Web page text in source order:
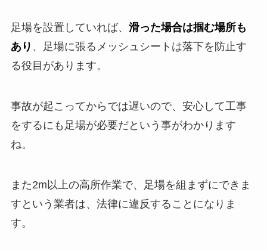
足場を設置していれば、 滑った場合は掴む場所も
あり 、足場に張るメッシュシートは落下を防止す
る役目があります。
事故が起こってからでは遅いので、安心して工事
をするにも足場が必要だという事がわかります
ね。
また2m以上の高所作業で、足場を組まずにできま
すという業者は、法律に違反することになりま
す。